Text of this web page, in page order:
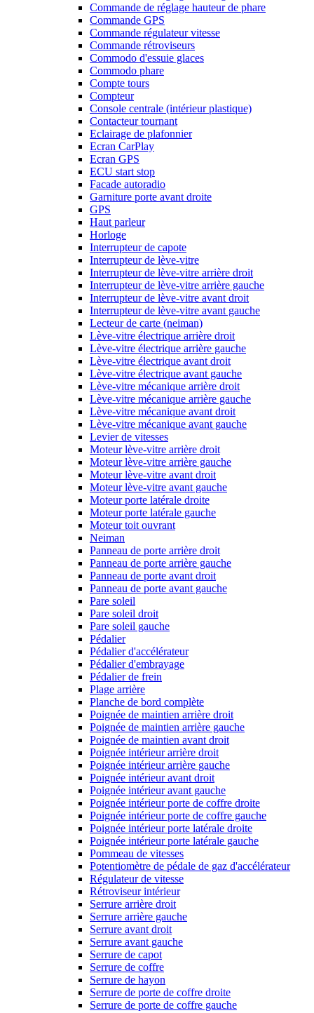
Commande de réglage hauteur de phare
Commande GPS
Commande régulateur vitesse
Commande rétroviseurs
Commodo d'essuie glaces
Commodo phare
Compte tours
Compteur
Console centrale (intérieur plastique)
Contacteur tournant
Eclairage de plafonnier
Ecran CarPlay
Ecran GPS
ECU start stop
Facade autoradio
Garniture porte avant droite
GPS
Haut parleur
Horloge
Interrupteur de capote
Interrupteur de lève-vitre
Interrupteur de lève-vitre arrière droit
Interrupteur de lève-vitre arrière gauche
Interrupteur de lève-vitre avant droit
Interrupteur de lève-vitre avant gauche
Lecteur de carte (neiman)
Lève-vitre électrique arrière droit
Lève-vitre électrique arrière gauche
Lève-vitre électrique avant droit
Lève-vitre électrique avant gauche
Lève-vitre mécanique arrière droit
Lève-vitre mécanique arrière gauche
Lève-vitre mécanique avant droit
Lève-vitre mécanique avant gauche
Levier de vitesses
Moteur lève-vitre arrière droit
Moteur lève-vitre arrière gauche
Moteur lève-vitre avant droit
Moteur lève-vitre avant gauche
Moteur porte latérale droite
Moteur porte latérale gauche
Moteur toit ouvrant
Neiman
Panneau de porte arrière droit
Panneau de porte arrière gauche
Panneau de porte avant droit
Panneau de porte avant gauche
Pare soleil
Pare soleil droit
Pare soleil gauche
Pédalier
Pédalier d'accélérateur
Pédalier d'embrayage
Pédalier de frein
Plage arrière
Planche de bord complète
Poignée de maintien arrière droit
Poignée de maintien arrière gauche
Poignée de maintien avant droit
Poignée intérieur arrière droit
Poignée intérieur arrière gauche
Poignée intérieur avant droit
Poignée intérieur avant gauche
Poignée intérieur porte de coffre droite
Poignée intérieur porte de coffre gauche
Poignée intérieur porte latérale droite
Poignée intérieur porte latérale gauche
Pommeau de vitesses
Potentiomètre de pédale de gaz d'accélérateur
Régulateur de vitesse
Rétroviseur intérieur
Serrure arrière droit
Serrure arrière gauche
Serrure avant droit
Serrure avant gauche
Serrure de capot
Serrure de coffre
Serrure de hayon
Serrure de porte de coffre droite
Serrure de porte de coffre gauche